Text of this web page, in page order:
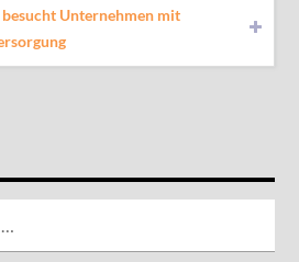
Unternehmen mit